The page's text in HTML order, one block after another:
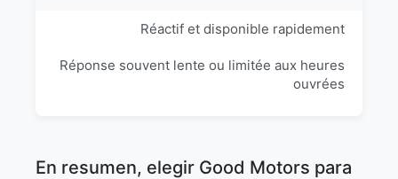
Réactif et disponible rapidement
Réponse souvent lente ou limitée aux heures
ouvrées
En resumen, elegir Good Motors para